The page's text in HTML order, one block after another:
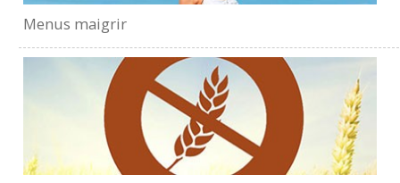
Menus maigrir